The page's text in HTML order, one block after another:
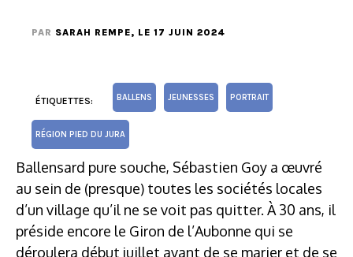
PAR SARAH REMPE, LE 17 JUIN 2024
ÉTIQUETTES: BALLENS JEUNESSES PORTRAIT
RÉGION PIED DU JURA
Ballensard pure souche, Sébastien Goy a œuvré
au sein de (presque) toutes les sociétés locales
d’un village qu’il ne se voit pas quitter. À 30 ans, il
préside encore le Giron de l’Aubonne qui se
déroulera début juillet avant de se marier et de se